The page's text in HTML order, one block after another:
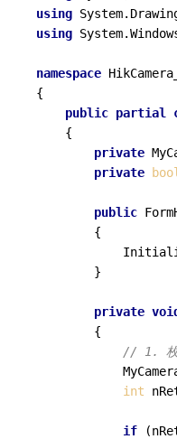
using
using
namespace
{
public partial
    {
private
private
bool
public
        {
        }
private
        {
// 1. 枚
int
if